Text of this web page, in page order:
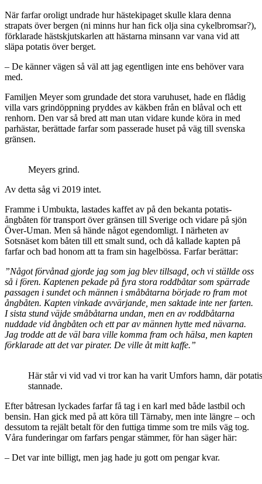
När farfar oroligt undrade hur hästekipaget skulle klara denna
strapats över bergen (ni minns hur han fick olja sina cykelbromsar?),
förklarade hästskjutskarlen att hästarna minsann var vana vid att
släpa potatis över berget.
– De känner vägen så väl att jag egentligen inte ens behöver vara
med.
Familjen Meyer som grundade det stora varuhuset, hade en flådig
villa vars grindöppning pryddes av käkben från en blåval och ett
renhorn. Den var så bred att man utan vidare kunde köra in med
parhästar, berättade farfar som passerade huset på väg till svenska
gränsen.
Meyers grind.
Av detta såg vi 2019 intet.
Framme i Umbukta, lastades kaffet av på den bekanta potatis-
ångbåten för transport över gränsen till Sverige och vidare på sjön
Över-Uman. Men så hände något egendomligt. I närheten av
Sotsnäset kom båten till ett smalt sund, och då kallade kapten på
farfar och bad honom att ta fram sin hagelbössa. Farfar berättar:
”Något förvånad gjorde jag som jag blev tillsagd, och vi ställde oss
så i fören. Kaptenen pekade på fyra stora roddbåtar som spärrade
passagen i sundet och männen i småbåtarna började ro fram mot
ångbåten. Kapten vinkade avvärjande, men saktade inte ner farten.
I sista stund väjde småbåtarna undan, men en av roddbåtarna
nuddade vid ångbåten och ett par av männen hytte med nävarna.
Jag trodde att de väl bara ville komma fram och hälsa, men kapten
förklarade att det var pirater. De ville åt mitt kaffe.”
Här står vi vid vad vi tror kan ha varit Umfors hamn, där
stannade.
Efter båtresan lyckades farfar få tag i en karl med både lastbil och
bensin. Han gick med på att köra till Tärnaby, men inte längre – och
dessutom ta rejält betalt för den futtiga timme som tre mils väg tog.
Våra funderingar om farfars pengar stämmer, för han säger här:
– Det var inte billigt, men jag hade ju gott om pengar kvar.